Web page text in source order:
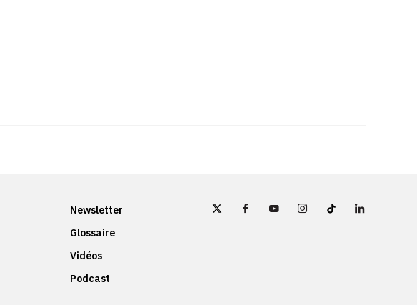
Newsletter
Glossaire
Vidéos
Podcast